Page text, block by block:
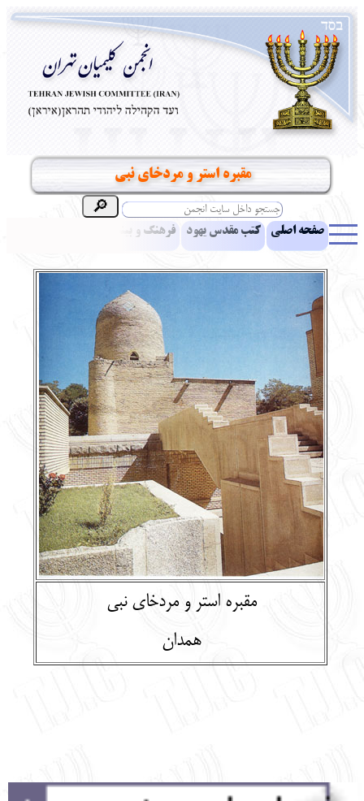
مقبره استر و مردخاي نبي
صفحه اصلی کتب مقدس یهود فرهنگ و بینش یهود
ادبیات آموزش زبان عبری معرفی کتاب بناهای تاریخی
نشریه افق بینا یهودیان جهان آرشیو
نهاد های انجمن تماس باما پرسش و پاسخ انتقادات و پیشنهادات
English עברית
مقبره استر و مردخاي نبي
همدان